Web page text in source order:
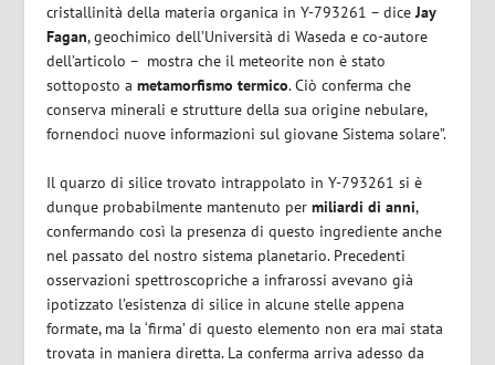
cristallinità della materia organica in Y-793261 – diceJay
Fagan, geochimico dell’Università di Waseda e co-autore
dell’articolo – mostra che il meteorite non è stato
sottoposto ametamorfismo termico. Ciò conferma che
conserva minerali e strutture della sua origine nebulare,
fornendoci nuove informazioni sul giovane Sistema solare”.
Il quarzo di silice trovato intrappolato in Y-793261 si è
dunque probabilmente mantenuto permiliardi di anni,
confermando così la presenza di questo ingrediente anche
nel passato del nostro sistema planetario. Precedenti
osservazioni spettroscopriche a infrarossi avevano già
ipotizzato l’esistenza di silice in alcune stelle appena
formate, ma la ‘firma’ di questo elemento non era mai stata
trovata in maniera diretta. La conferma arriva adesso da